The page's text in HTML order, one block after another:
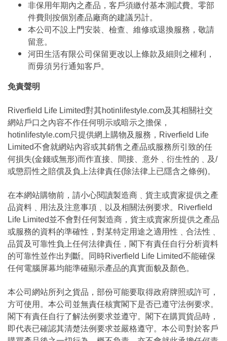
非保用年期內之產品，客戶須繳付基本測試費。零部
件費則按個別產品廠商的建議另計。
本公司不設上門安裝、檢查、維修或退換服務，敬請
留意。
河田生活有限公司保留更改以上條款及細則之權利，
而毋須另行通知客戶。
免責聲明
Riverfield Life Limited對其hotinlifestyle.com及其相關社交
網站戶口之內容不作任何明示或暗示之擔保，
hotinlifestyle.com只提供網上購物及服務，Riverfield Life
Limited不會就網站內容或其銷售之產品或服務所引致的任
何損失(金錢或無形)而作直接、間接、意外﹑衍生性的﹑及/
或懲罰性之賠償及負上法律責任(除法律上已隱含之條例)。
在本網站購物前，請小心閱讀製造商﹑貨主或賣家提供之產
品資料﹑用法及注意事項﹑以及相關法例要求。Riverfield
Life Limited並不會對任何製造商，貨主或賣家所提供之產品
或服務的資料的準確性，對某特定用途之適用性﹑合法性﹑
品質及可靠性負上任何法律責任，閣下有責任自行分析資料
的可靠性並作出判斷。同時Riverfield Life Limited不能確保
任何電腦屏幕均能準確顯示產品的真實面貌及顏色。
本公司網站所列之貨品，部份可能要取得政府牌照或許可，
方可使用。本公司並無責任核實閣下是否已遵守法例要求。
閣下有責任自行了解法例要求並遵守。閣下在購買貨品時，
即代表已確認其清楚法例要求並嚴格遵守。本公司對於客戶